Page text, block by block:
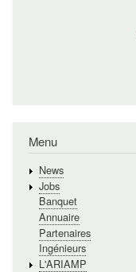
Menu
News
Jobs
Banquet
Annuaire
Partenaires
Ingénieurs
L'ARIAMP